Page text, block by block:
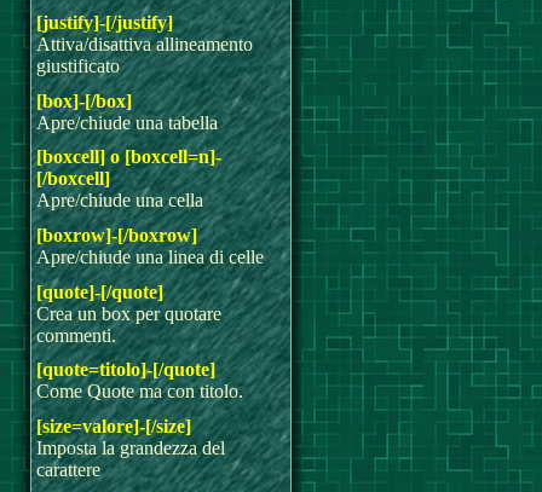
[justify]-[/justify]
Attiva/disattiva allineamento
giustificato
[box]-[/box]
Apre/chiude una tabella
[boxcell] o [boxcell=n]-
[/boxcell]
Apre/chiude una cella
[boxrow]-[/boxrow]
Apre/chiude una linea di celle
[quote]-[/quote]
Crea un box per quotare
commenti.
[quote=titolo]-[/quote]
Come Quote ma con titolo.
[size=valore]-[/size]
Imposta la grandezza del
carattere